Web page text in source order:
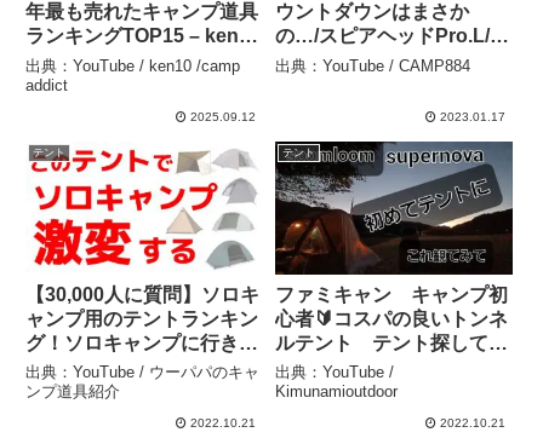
年最も売れたキャンプ道具
ランキングTOP15 – ken10
/camp addict
出典：YouTube / ken10 /camp
addict
2025.09.12
ウントダウンはまさか
の…/スピアヘッドPro.L/西
海橋オートキャンプ場//九
プ/familycamping/cinemat
出典：YouTube / CAMP884
2023.01.17
テント
【30,000人に質問】ソロキ
ャンプ用のテントランキン
グ！ソロキャンプに行きた
くなる！！ – ウーパパのキ
ャンプ道具紹介
出典：YouTube / ウーパパのキャ
ンプ道具紹介
2022.10.21
テント
ファミキャン キャンプ初
心者🔰コスパの良いトンネ
ルテント テント探してる
方必見 soomloom
supernova –
Kimunamioutdoor
出典：YouTube /
Kimunamioutdoor
2022.10.21